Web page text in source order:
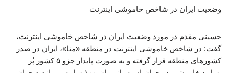
وضعیت ایران در شاخص خاموشی اینترنت
حسینی مقدم در مورد وضعیت ایران در شاخص خاموشی اینترنت،
گفت: در شاخص خاموشی اینترنت در منطقه «منا»، ایران در صدر
کشورهای منطقه قرار گرفته و به صورت پایدار جزو ۵ کشور پُر